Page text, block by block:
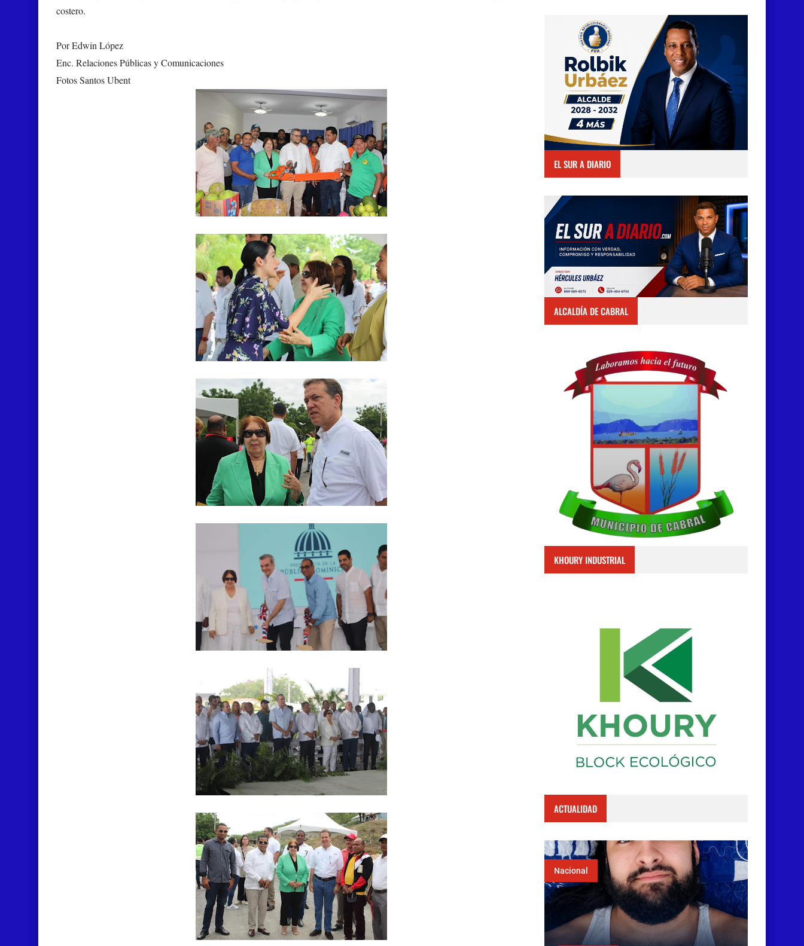
costero.
Por Edwin López
Enc. Relaciones Públicas y Comunicaciones
Fotos Santos Ubent
EL SUR A DIARIO
ALCALDÍA DE CABRAL
KHOURY INDUSTRIAL
ACTUALIDAD
Nacional